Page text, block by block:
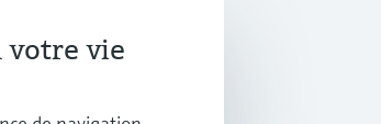
Logiciels
Produits vedettes
Services
votre vie